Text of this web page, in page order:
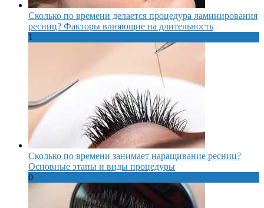
Сколько по времени делается процедура ламинирования
ресниц? Факторы влияющие на длительность
1
Сколько по времени занимает наращивание ресниц?
Основные этапы и виды процедуры
0